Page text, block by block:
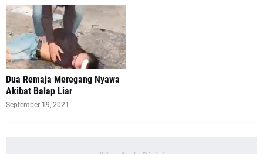
Dua Remaja Meregang Nyawa
Akibat Balap Liar
September 19, 2021